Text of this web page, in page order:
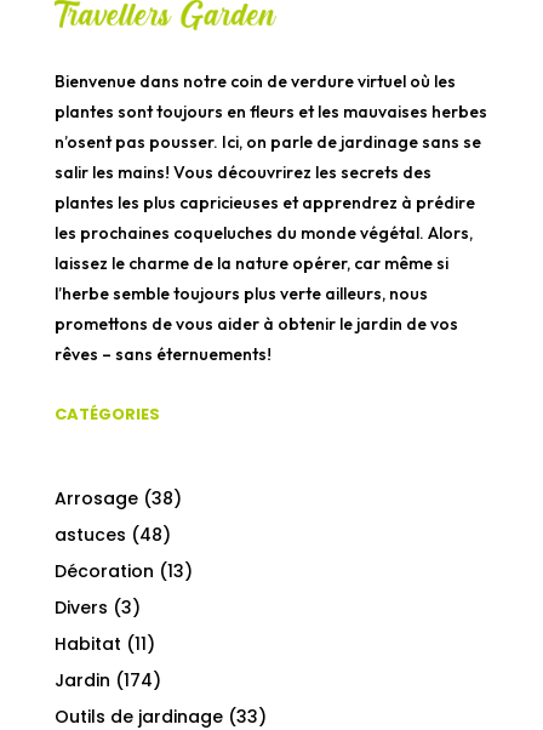
Bienvenue dans notre coin de verdure virtuel où les
plantes sont toujours en fleurs et les mauvaises herbes
n’osent pas pousser. Ici, on parle de jardinage sans se
salir les mains! Vous découvrirez les secrets des
plantes les plus capricieuses et apprendrez à prédire
les prochaines coqueluches du monde végétal. Alors,
laissez le charme de la nature opérer, car même si
l’herbe semble toujours plus verte ailleurs, nous
promettons de vous aider à obtenir le jardin de vos
rêves – sans éternuements!
CATÉGORIES
Arrosage(38)
astuces (48)
Décoration (13)
Divers (3)
Habitat (11)
Jardin (174)
Outils de jardinage(33)